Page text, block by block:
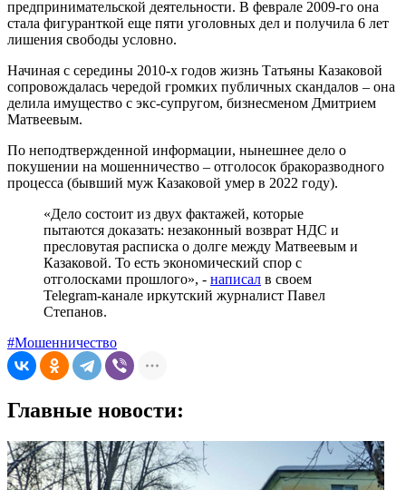
предпринимательской деятельности. В феврале 2009-го она
стала фигуранткой еще пяти уголовных дел и получила 6 лет
лишения свободы условно.
Начиная с середины 2010-х годов жизнь Татьяны Казаковой
сопровождалась чередой громких публичных скандалов – она
делила имущество с экс-супругом, бизнесменом Дмитрием
Матвеевым.
По неподтвержденной информации, нынешнее дело о
покушении на мошенничество – отголосок бракоразводного
процесса (бывший муж Казаковой умер в 2022 году).
«Дело состоит из двух фактажей, которые
пытаются доказать: незаконный возврат НДС и
пресловутая расписка о долге между Матвеевым и
Казаковой. То есть экономический спор с
отголосками прошлого», - написал в своем
Telegram-канале иркутский журналист Павел
Степанов.
#Мошенничество
Главные новости: